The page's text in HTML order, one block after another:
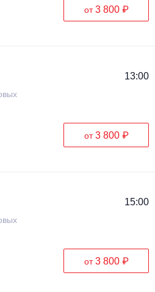
от3 800 ₽
13:00
от3 800 ₽
15:00
от3 800 ₽